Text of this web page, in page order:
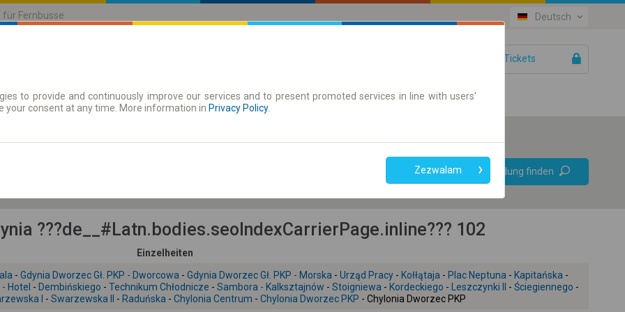
für Fernbusse Deutsch
IhreTickets
Tickets Zeitkarten
ohne Umstieg
Nur Online-Ticket
Verbindung finden
???de__#Latn.bodies.seoIndexCarrierPage.inline??? 102
Einzelheiten
- Gdynia Dworzec Gł. PKP - Dworcowa - Gdynia Dworzec Gł. PKP - Morska - Urząd Pracy - Kołłątaja - Plac Neptuna - Kapitańska -
Hotel - Dembińskiego - Technikum Chłodnicze - Sambora - Kalksztajnów - Stoigniewa - Kordeckiego - Leszczynki II - Ściegiennego -
I - Swarzewska II - Raduńska - Chylonia Centrum - Chylonia Dworzec PKP - Chylonia Dworzec PKP
to provide and continuously improve our services and to present promoted services in line with users'
your consent at any time. More information in Privacy Policy.
Zezwalam